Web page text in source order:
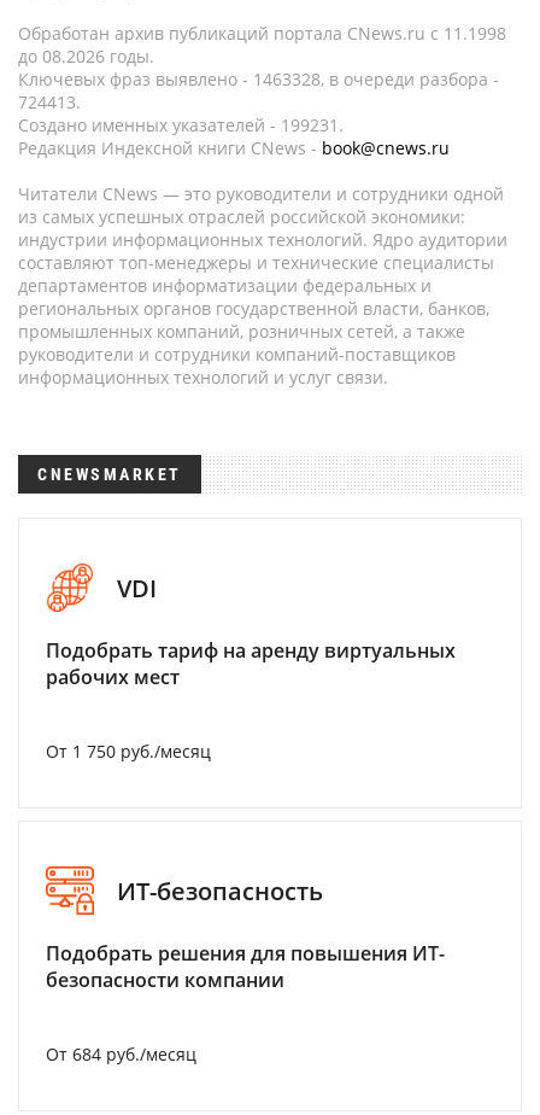
Обработан архив публикаций портала CNews.ru c 11.1998
до 08.2026 годы.
Ключевых фраз выявлено - 1463328, в очереди разбора -
724413.
Создано именных указателей - 199231.
Редакция Индексной книги CNews - book@cnews.ru
Читатели CNews — это руководители и сотрудники одной
из самых успешных отраслей российской экономики:
индустрии информационных технологий. Ядро аудитории
составляют топ-менеджеры и технические специалисты
департаментов информатизации федеральных и
региональных органов государственной власти, банков,
промышленных компаний, розничных сетей, а также
руководители и сотрудники компаний-поставщиков
информационных технологий и услуг связи.
CNEWSMARKET
VDI
Подобрать тариф на аренду виртуальных
рабочих мест
От 1 750 руб./месяц
ИТ-безопасность
Подобрать решения для повышения ИТ-
безопасности компании
От 684 руб./месяц